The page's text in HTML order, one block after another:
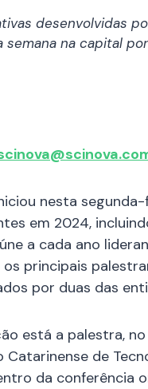
desenvolvidas
semana na capital
nesta
em 2024,
a cada ano
principais
por duas das
está a palestra, no
de
da conferência